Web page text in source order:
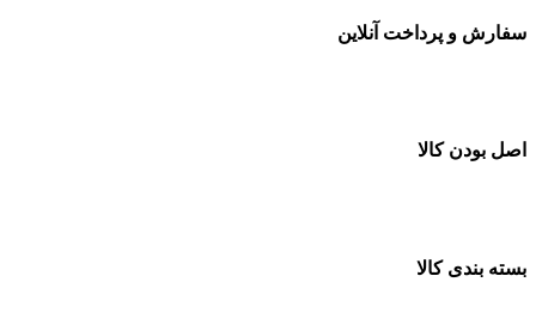
سفارش و پرداخت آنلاین
اصل بودن کالا
بسته بندی کالا